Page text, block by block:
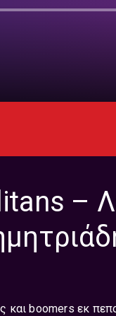
–
και boomers εκ